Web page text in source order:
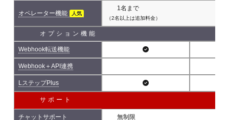
オペレーター機能 人気
1名まで
（2名以上は追加料金）
オプション機能
Webhook転送機能
Webhook＋API連携
LステップPlus
サポート
チャットサポート 無制限